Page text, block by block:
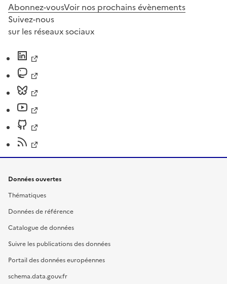
Abonnez-vousVoir nos prochains évènements
Suivez-nous
sur les réseaux sociaux
Données ouvertes
Thématiques
Données de référence
Catalogue de données
Suivre les publications des données
Portail des données européennes
schema.data.gouv.fr